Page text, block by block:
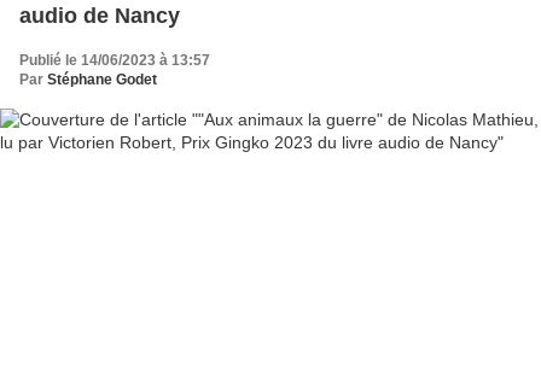
audio de Nancy
Publié le 14/06/2023 à 13:57
Par Stéphane Godet